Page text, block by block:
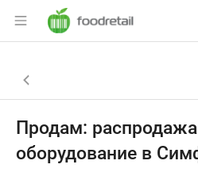
Раздел навигации
Объявление:
Навигация и
Назад к списку объявлений
Продам:
оборудование в